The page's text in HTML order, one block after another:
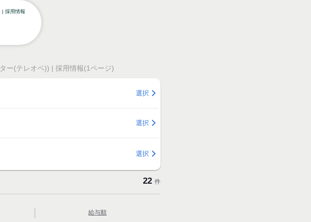
| 採用情報
ー(テレオペ)) | 採用情報(1ページ)
選択
選択
選択
22 件
給与順